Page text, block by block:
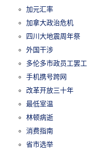
加元汇率
加拿大政治危机
四川大地震周年祭
外国干涉
多伦多市政员工罢工
手机携号跨网
改革开放三十年
最低室温
林顿病逝
消费指南
省市选举